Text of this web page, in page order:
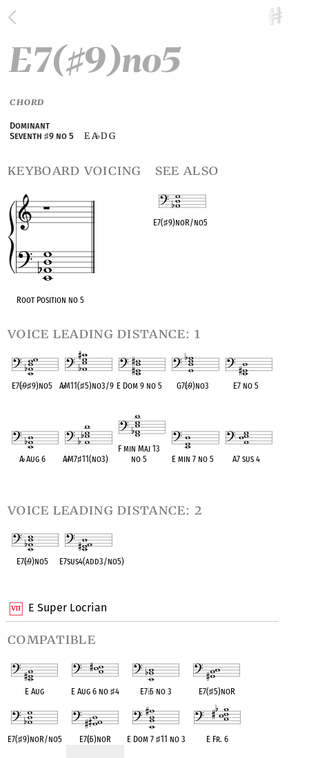
E Super Locrian
compatible
E Aug E Aug 6 no♯4 E7♭5 no 3 E7(♯5)noR
E7(♯9)noR/no5 E7(♭5)noR E Dom 7♯11 no 3 E Fr. 6
E7(♯9)no5
CHORD
Dominant
Seventh♯9 no 5 E A♭D G
keyboard voicing
Root Position no 5
see also
E7(♯9)noR/no5
voice leading distance: 1
E7(♭9♯9)no5 A♭M11(♯5)no3/9 E Dom 9 no 5 G7(♭9)no3 E7 no 5
A♭Aug 6 A♭M7♯11(no3)
F min Maj 13
no 5
E min 7 no 5 A7 sus 4
voice leading distance: 2
E7(♭9)no5 E7sus4(add3/no5)